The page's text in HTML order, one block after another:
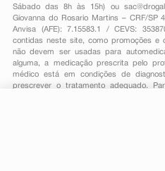
Sábado das 8h às 15h) ou
Giovanna do Rosario Martins – CRF/SP
Anvisa (AFE): 7.15583.1 / CEVS:
contidas neste site, como promoções e
não devem ser usadas para
alguma, a medicação prescrita pelo
médico está em condições de
prescrever o tratamento adequado.